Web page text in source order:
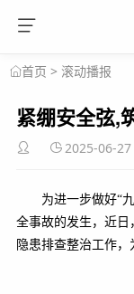
首页 > 滚动播报
紧绷安全弦,
2025-06-
为进一步做好“
全事故的发生，近日
隐患排查整治工作，